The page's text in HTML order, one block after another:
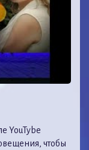
YouTybe
чтобы